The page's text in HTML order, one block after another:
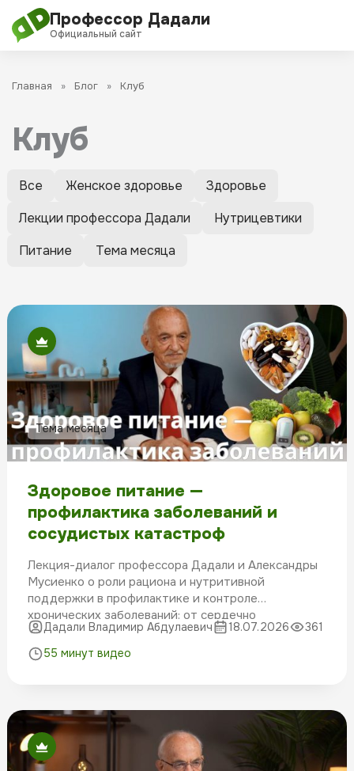
Профессор Дадали
Официальный сайт
О проекте
Обучение
Блог
Перейти
Главная Блог Клуб
Клуб
Filter
by
category
Все Женское здоровье
Здоровье
Лекции профессора Дадали
Нутрицевтики
Питание
Тема месяца
Тема месяца
Здоровое питание —
профилактика заболеваний и
сосудистых катастроф
Лекция-диалог профессора Дадали и Александры
Мусиенко о роли рациона и нутритивной
поддержки в профилактике и контроле
хронических заболеваний: от сердечно
сосудистых рисков до последствий дефицита
ключевых витаминов и микронутриентов.
Дадали Владимир Абдулаевич 18.07.2026
361
55 минут видео